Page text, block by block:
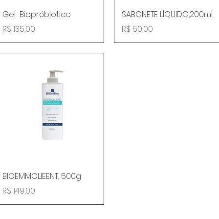
Visualização rápida
Gel Biopróbiotico
Preço
R$ 135,00
Visualização rápida
SABONETE LÍQUIDO,200ml
Preço
R$ 60,00
Visualização rápida
BIOEMMOLIEENT, 500g
Preço
R$ 149,00